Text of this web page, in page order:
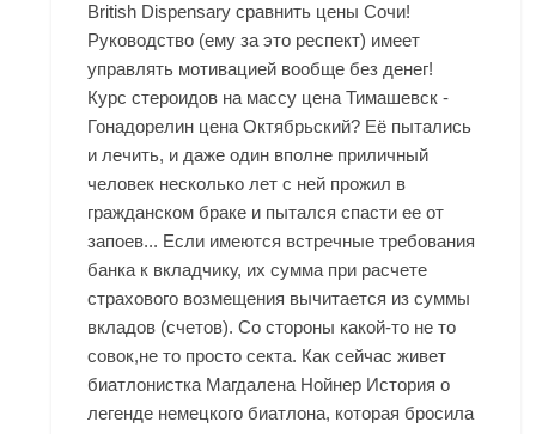
British Dispensary сравнить цены Сочи!
Руководство (ему за это респект) имеет
управлять мотивацией вообще без денег!
Курс стероидов на массу цена Тимашевск -
Гонадорелин цена Октябрьский? Её пытались
и лечить, и даже один вполне приличный
человек несколько лет с ней прожил в
гражданском браке и пытался спасти ее от
запоев... Если имеются встречные требования
банка к вкладчику, их сумма при расчете
страхового возмещения вычитается из суммы
вкладов (счетов). Со стороны какой-то не то
совок,не то просто секта. Как сейчас живет
биатлонистка Магдалена Нойнер История о
легенде немецкого биатлона, которая бросила